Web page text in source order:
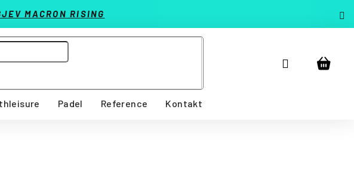
MACRON RISING
Přihlášení
Padel Reference Kontakt